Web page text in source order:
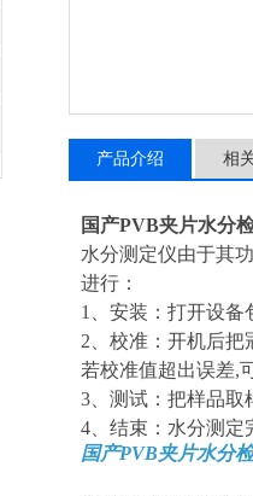
产品介绍 相
国产PVB夹片水分
水分测定仪由于其
进行：
1、安装：打开设
2、校准：开机后把
若校准值超出误差,
3、测试：把样品取
4、结束：水分测定
国产PVB夹片水分